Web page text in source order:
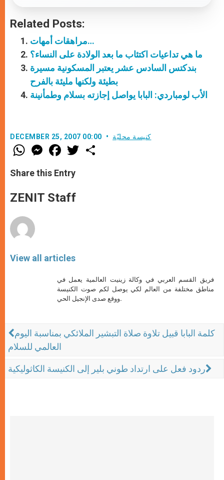
Related Posts:
مراهقات أمهات…
ما هي تداعيات اكتئاب ما بعد الولادة على النساء؟
بندكتس السادس عشر يعتبر المسكونية مسيرة
بطيئة ولكنها مليئة بالفرح
الأب لومباردي: البابا يواصل إجازته بسلام وطمأنينة
DECEMBER 25, 2007 00:00 كنيسة محليّة
W
h
t
s
p
p
M
e
s
e
g
e
F
a
e
b
o
k
w
Share this Entry
ZENIT Staff
View all articles
فريق القسم العربي في وكالة زينيت العالمية يعمل في
مناطق مختلفة من العالم لكي يوصل لكم صوت الكنيسة
ووقع صدى الإنجيل الحي.
كلمة البابا قبيل تلاوة صلاة التبشير الملائكي بمناسبة اليوم
العالمي للسلام
ردود فعل على ارتداد طوني بلير إلى الكنيسة الكاثوليكية